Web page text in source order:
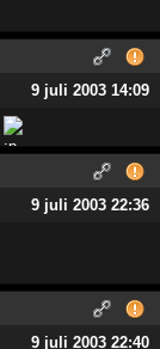
9 juli 2003 14:09
9 juli 2003 22:36
9 juli 2003 22:40